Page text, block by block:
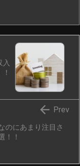
入
のにあまり注目さ
！！
 Prev